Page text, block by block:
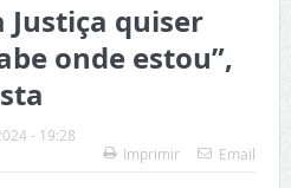
Justiça quiser
onde estou”,
- 19:28
Imprimir
Email